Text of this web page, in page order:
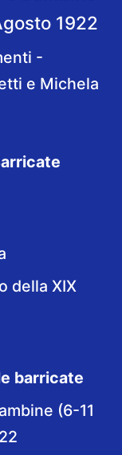
1922
-
e Michela
della XIX
barricate
(6-11